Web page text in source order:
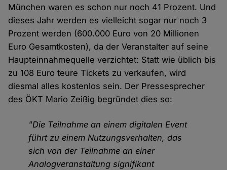
München waren es schon nur noch 41 Prozent. Und
dieses Jahr werden es vielleicht sogar nur noch 3
Prozent werden (600.000 Euro von 20 Millionen
Euro Gesamtkosten), da der Veranstalter auf seine
Haupteinnahmequelle verzichtet: Statt wie üblich bis
zu 108 Euro teure Tickets zu verkaufen, wird
diesmal alles kostenlos sein. Der Pressesprecher
des ÖKT Mario Zeißig begründet dies so:
"Die Teilnahme an einem digitalen Event
führt zu einem Nutzungsverhalten, das
sich von der Teilnahme an einer
Analogveranstaltung signifikant